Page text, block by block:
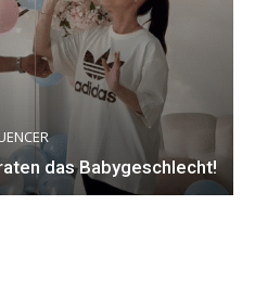
das Babygeschlecht!